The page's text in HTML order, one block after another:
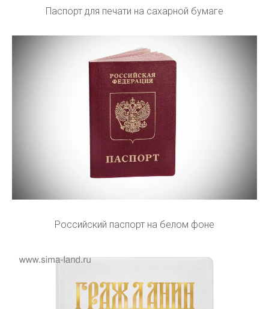
Паспорт для печати на сахарной бумаге
Российский паспорт на белом фоне